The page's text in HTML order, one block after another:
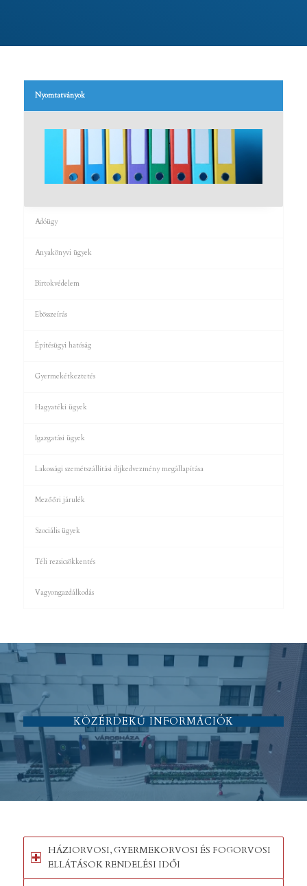
Nyomtatványok
Adóügy
Anyakönyvi ügyek
Birtokvédelem
Ebösszeírás
Építésügyi hatóság
Gyermekétkeztetés
Hagyatéki ügyek
Igazgatási ügyek
Lakossági szemétszállítási díjkedvezmény megállapítása
Mezőőri járulék
Szociális ügyek
Téli rezsicsökkentés
Vagyongazdálkodás
KÖZÉRDEKŰ INFORMÁCIÓK
HÁZIORVOSI, GYERMEKORVOSI ÉS FOGORVOSI
ELLÁTÁSOK RENDELÉSI IDŐI